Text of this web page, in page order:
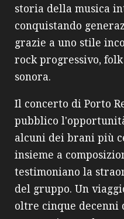
storia della musica
conquistando
grazie a uno stile
rock progressivo,
sonora.
Il concerto di Porto
pubblico
alcuni dei brani più
insieme a
testimoniano la
del gruppo. Un
oltre cinque decenni